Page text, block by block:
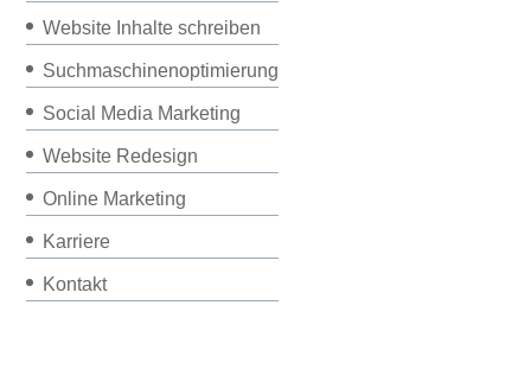
Website Inhalte schreiben
Suchmaschinenoptimierung
Social Media Marketing
Website Redesign
Online Marketing
Karriere
Kontakt